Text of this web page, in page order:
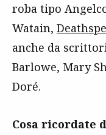
roba tipo
Watain,
anche da
Barlowe, Mary
Doré.
Cosa ricordate